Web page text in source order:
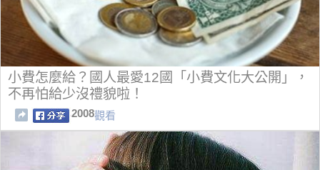
小費怎麼給？國人最愛12國「小費文化大公開」，
不再怕給少沒禮貌啦！
2008觀看